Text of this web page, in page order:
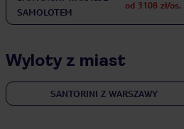
SAMOLOTEM
od 3108 zł/os.
Wyloty z miast
SANTORINI Z WARSZAWY